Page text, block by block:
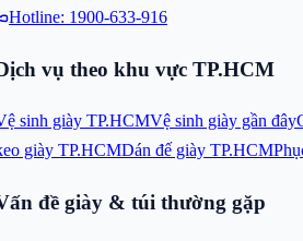
Hotline: 1900-633-916
vụ theo khu vực TP.HCM
sinh giày TP.HCMVệ sinh giày gần đây
giày TP.HCMDán đế giày TP.HCM
đề giày & túi thường gặp